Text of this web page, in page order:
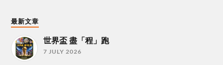
最新文章
世界盃 盡「程」跑
7 JULY 2026